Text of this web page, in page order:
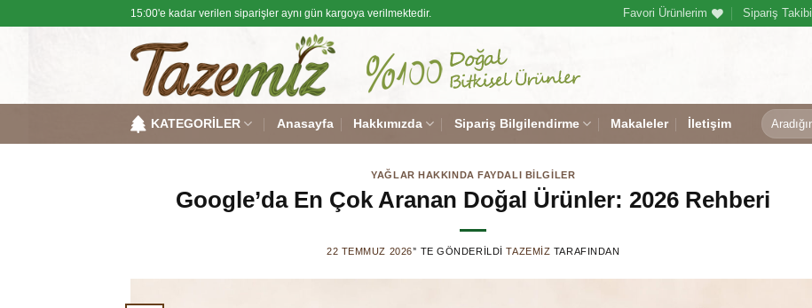
15:00'e kadar verilen siparişler aynı gün kargoya verilmektedir. Favori Ürünlerim Sipariş Takibi
KATEGORİLER Anasayfa Hakkımızda Sipariş Bilgilendirme Makaleler İletişim
Ara:
YAĞLAR HAKKINDA FAYDALI BILGILER
Google’da En Çok Aranan Doğal Ürünler: 2026 Rehberi
22 TEMMUZ 2026’' TE GÖNDERILDI TAZEMIZ TARAFINDAN